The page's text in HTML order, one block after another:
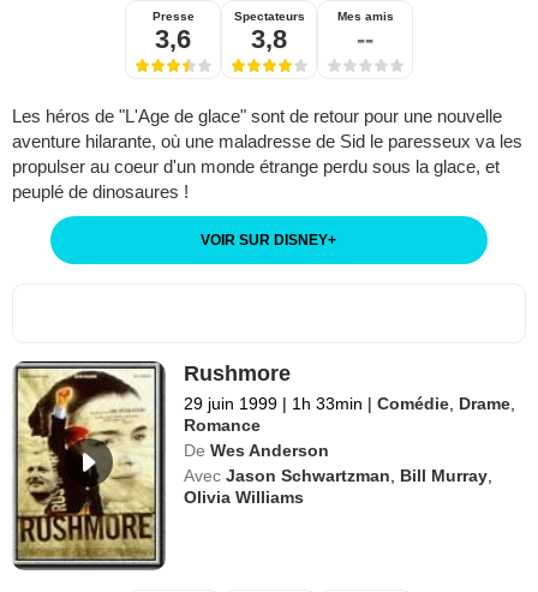
Presse
3,6
Spectateurs
3,8
Mes amis
--
Les héros de "L'Age de glace" sont de retour pour une nouvelle
aventure hilarante, où une maladresse de Sid le paresseux va les
propulser au coeur d'un monde étrange perdu sous la glace, et
peuplé de dinosaures !
VOIR SUR DISNEY+
Rushmore
29 juin 1999 | 1h 33min | Comédie Drame
Romance
De Wes Anderson
Avec Jason Schwartzman Bill Murray
Olivia Williams